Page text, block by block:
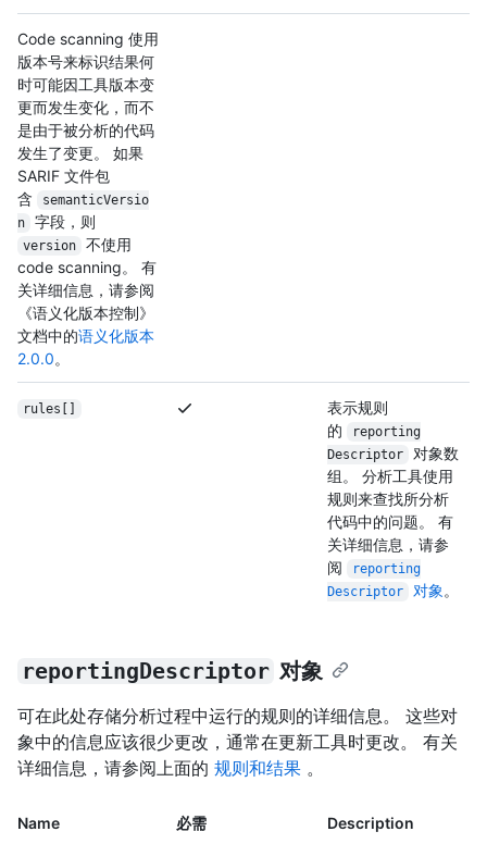
Code scanning 使用
版本号来标识结果何
时可能因工具版本变
更而发生变化，而不
是由于被分析的代码
发生了变更。 如果
SARIF 文件包
含
semanticVersio
n
字段，则
version
不使用
code scanning。 有
关详细信息，请参阅
《语义化版本控制》
文档中的语义化版本
2.0.0。
rules[]
表示规则
的
reporting
Descriptor
对象数
组。 分析工具使用
规则来查找所分析
代码中的问题。 有
关详细信息，请参
阅
reporting
Descriptor
对象 。
reportingDescriptor 对象
可在此处存储分析过程中运行的规则的详细信息。 这些对
象中的信息应该很少更改，通常在更新工具时更改。 有关
详细信息，请参阅上面的 规则和结果 。
Name 必需 Description